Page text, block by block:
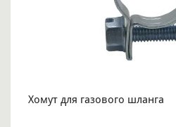
Хомут для газового шланга